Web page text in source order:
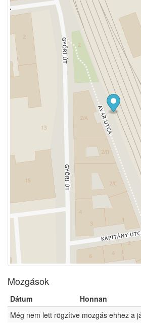
Mozgások
Dátum Honnan
Még nem lett rögzítve mozgás ehhez a